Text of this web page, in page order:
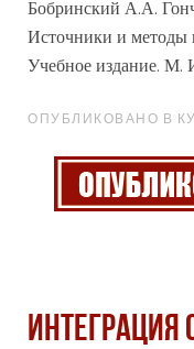
Бобринский А.А.
Источники и методы
Учебное издание. М.
ОПУБЛИКОВАНО В
ИНТЕГРАЦИЯ